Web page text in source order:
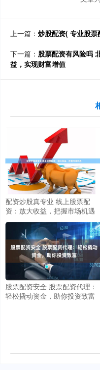
上一篇： 炒股配资( 专业股
下一篇： 股票配资有风险吗
益，实现财富增值
配资炒股真专业 线上股票配
资：放大收益，把握市场机遇
股票配资安全 股票配资代理：
轻松撬动资金，助你投资致富